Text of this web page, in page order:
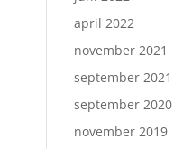
april 2022
november 2021
september 2021
september 2020
november 2019